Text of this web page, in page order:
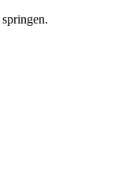
springen.